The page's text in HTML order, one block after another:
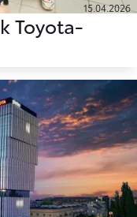
15.04.2026
Toyota-